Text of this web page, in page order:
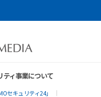
ティ事業について
セキュリティ24」